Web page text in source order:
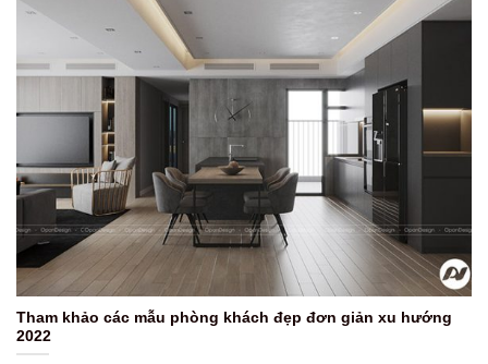
Tham khảo các mẫu phòng khách đẹp đơn giản xu hướng
2022